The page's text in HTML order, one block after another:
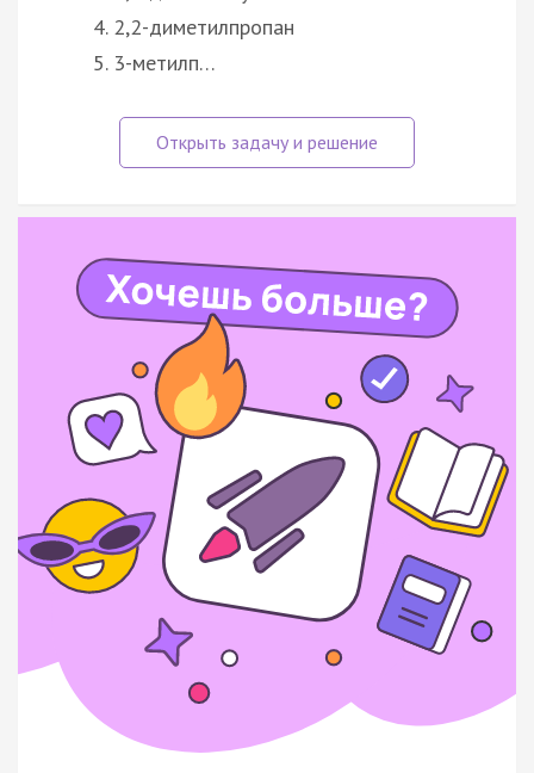
2,2-диметилпропан
3-метилп…